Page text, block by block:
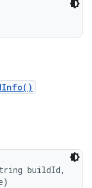
buildId,